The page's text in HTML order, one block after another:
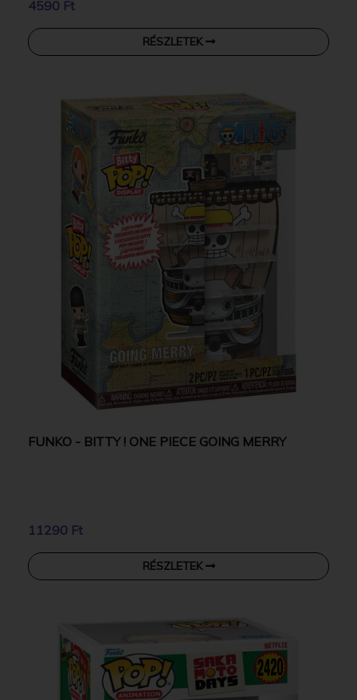
4590 Ft
RÉSZLETEK
FUNKO - BITTY ! ONE PIECE GOING MERRY
11290 Ft
RÉSZLETEK